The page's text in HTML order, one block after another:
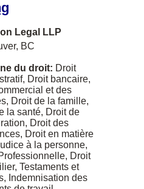
Legal LLP
BC
du droit: Droit
Droit bancaire,
et des
Droit de la famille,
la santé, Droit de
Droit des
Droit en matière
à la personne,
Droit
Testaments et
Indemnisation des